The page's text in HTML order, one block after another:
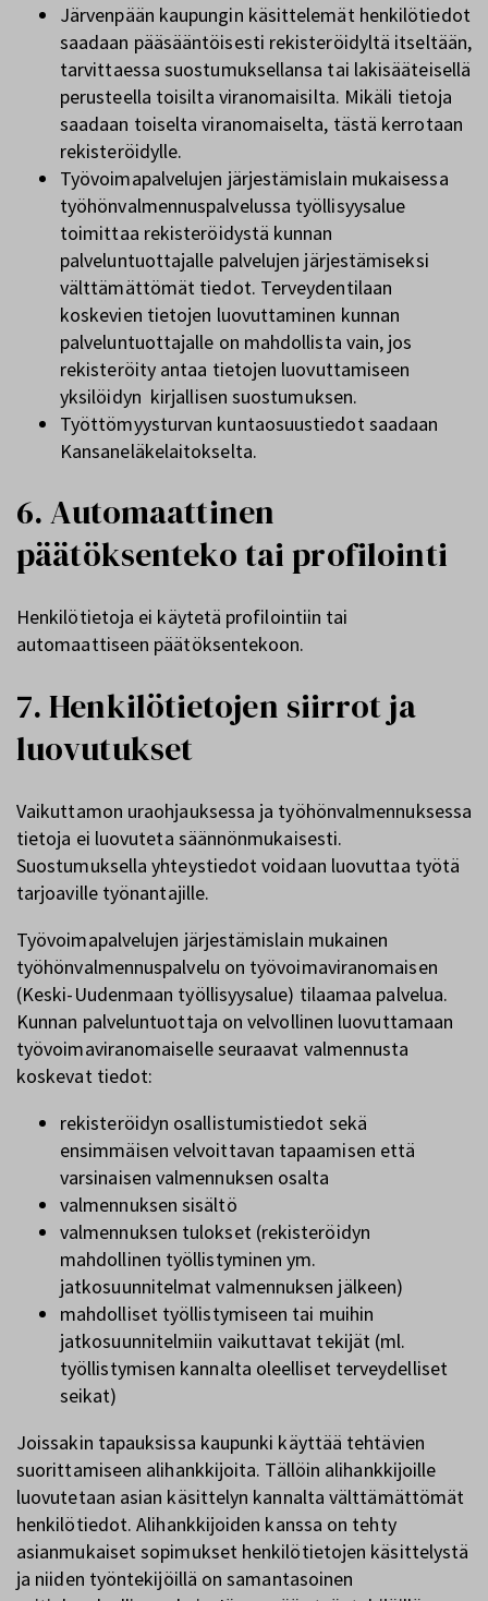
Järvenpään kaupungin käsittelemät henkilötiedot
saadaan pääsääntöisesti rekisteröidyltä itseltään,
tarvittaessa suostumuksellansa tai lakisääteisellä
perusteella toisilta viranomaisilta. Mikäli tietoja
saadaan toiselta viranomaiselta, tästä kerrotaan
rekisteröidylle.
Työvoimapalvelujen järjestämislain mukaisessa
työhönvalmennuspalvelussa työllisyysalue
toimittaa rekisteröidystä kunnan
palveluntuottajalle palvelujen järjestämiseksi
välttämättömät tiedot. Terveydentilaan
koskevien tietojen luovuttaminen kunnan
palveluntuottajalle on mahdollista vain, jos
rekisteröity antaa tietojen luovuttamiseen
yksilöidyn kirjallisen suostumuksen.
Työttömyysturvan kuntaosuustiedot saadaan
Kansaneläkelaitokselta.
6. Automaattinen
päätöksenteko tai profilointi
Henkilötietoja ei käytetä profilointiin tai
automaattiseen päätöksentekoon.
7. Henkilötietojen siirrot ja
luovutukset
Vaikuttamon uraohjauksessa ja työhönvalmennuksessa
tietoja ei luovuteta säännönmukaisesti.
Suostumuksella yhteystiedot voidaan luovuttaa työtä
tarjoaville työnantajille.
Työvoimapalvelujen järjestämislain mukainen
työhönvalmennuspalvelu on työvoimaviranomaisen
(Keski-Uudenmaan työllisyysalue) tilaamaa palvelua.
Kunnan palveluntuottaja on velvollinen luovuttamaan
työvoimaviranomaiselle seuraavat valmennusta
koskevat tiedot:
rekisteröidyn osallistumistiedot sekä
ensimmäisen velvoittavan tapaamisen että
varsinaisen valmennuksen osalta
valmennuksen sisältö
valmennuksen tulokset (rekisteröidyn
mahdollinen työllistyminen ym.
jatkosuunnitelmat valmennuksen jälkeen)
mahdolliset työllistymiseen tai muihin
jatkosuunnitelmiin vaikuttavat tekijät (ml.
työllistymisen kannalta oleelliset terveydelliset
seikat)
Joissakin tapauksissa kaupunki käyttää tehtävien
suorittamiseen alihankkijoita. Tällöin alihankkijoille
luovutetaan asian käsittelyn kannalta välttämättömät
henkilötiedot. Alihankkijoiden kanssa on tehty
asianmukaiset sopimukset henkilötietojen käsittelystä
ja niiden työntekijöillä on samantasoinen